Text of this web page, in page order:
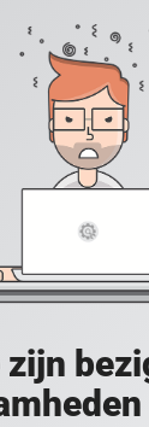
zijn